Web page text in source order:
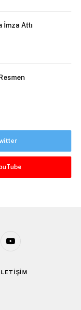
İmza Attı
YouTube